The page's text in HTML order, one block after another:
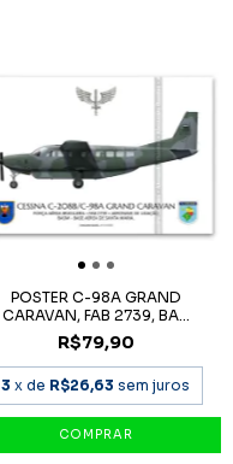
POSTER C-98A GRAND
CARAVAN, FAB 2739, BA...
R$79,90
3 x de R$26,63 sem juros